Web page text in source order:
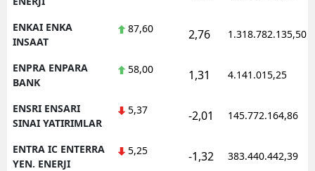
ENKAI ENKA
INSAAT
87,60 2,76 1.318.782.135,50
ENPRA ENPARA
BANK
58,00 1,31 4.141.015,25
ENSRI ENSARI
SINAI YATIRIMLAR
5,37 -2,01 145.772.164,86
ENTRA IC ENTERRA
YEN. ENERJI
5,25 -1,32 383.440.442,39